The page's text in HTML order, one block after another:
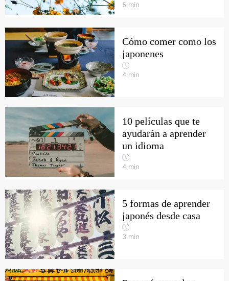
5 min
Cómo comer como los
japonenes
4 min
10 películas que te
ayudarán a aprender
un idioma
4 min
5 formas de aprender
japonés desde casa
3 min